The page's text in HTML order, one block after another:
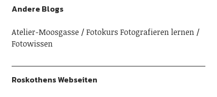
Andere Blogs
Atelier-Moosgasse
Fotokurs Fotografieren lernen
Fotowissen
Roskothens Webseiten